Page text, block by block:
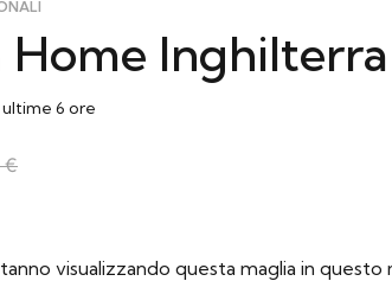
Home Inghilterra
6 ore
€
visualizzando questa maglia in questo